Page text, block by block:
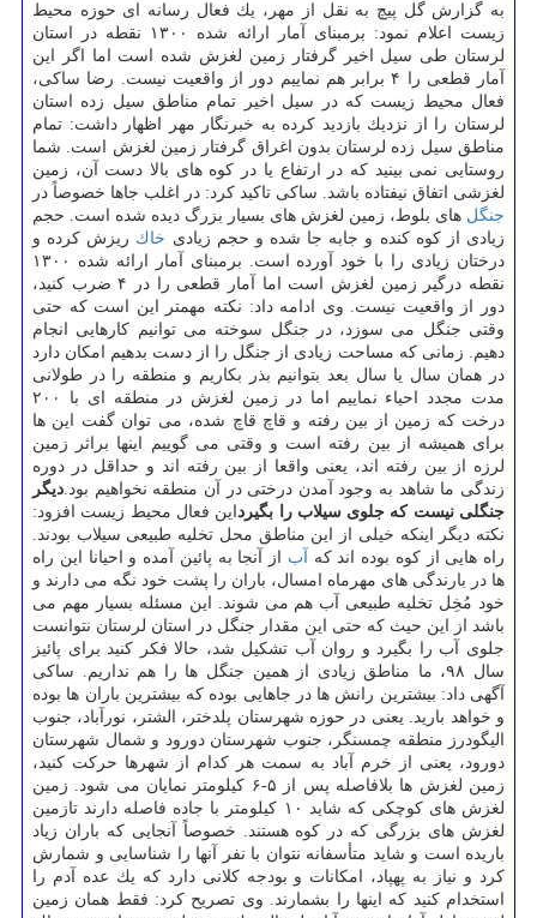
به گزارش گل پیچ به نقل از مهر، یك فعال رسانه ای حوزه محیط
زیست اعلام نمود: برمبنای آمار ارائه شده ۱۳۰۰ نقطه در استان
لرستان طی سیل اخیر گرفتار زمین لغزش شده است اما اگر این
آمار قطعی را ۴ برابر هم نماییم دور از واقعیت نیست. رضا ساكی،
فعال محیط زیست كه در سیل اخیر تمام مناطق سیل زده استان
لرستان را از نزدیك بازدید كرده به خبرنگار مهر اظهار داشت: تمام
مناطق سیل زده لرستان بدون اغراق گرفتار زمین لغزش است. شما
روستایی نمی بینید كه در ارتفاع یا در كوه های بالا دست آن، زمین
لغزشی اتفاق نیفتاده باشد. ساكی تاكید كرد: در اغلب جاها خصوصاً در
جنگل های بلوط، زمین لغزش های بسیار بزرگ دیده شده است. حجم
زیادی از كوه كنده و جابه جا شده و حجم زیادی خاك ریزش كرده و
درختان زیادی را با خود آورده است. برمبنای آمار ارائه شده ۱۳۰۰
نقطه درگیر زمین لغزش است اما آمار قطعی را در ۴ ضرب كنید،
دور از واقعیت نیست. وی ادامه داد: نكته مهمتر این است كه حتی
وقتی جنگل می سوزد، در جنگل سوخته می توانیم كارهایی انجام
دهیم. زمانی كه مساحت زیادی از جنگل را از دست بدهیم امكان دارد
در همان سال یا سال بعد بتوانیم بذر بكاریم و منطقه را در طولانی
مدت مجدد احیاء نماییم اما در زمین لغزش در منطقه ای با ۲۰۰
درخت كه زمین از بین رفته و قاچ قاچ شده، می توان گفت این ها
برای همیشه از بین رفته است و وقتی می گوییم اینها براثر زمین
لرزه از بین رفته اند، یعنی واقعا از بین رفته اند و حداقل در دوره
زندگی ما شاهد به وجود آمدن درختی در آن منطقه نخواهیم بود.دیگر
جنگلی نیست كه جلوی سیلاب را بگیرداین فعال محیط زیست افزود:
نكته دیگر اینكه خیلی از این مناطق محل تخلیه طبیعی سیلاب بودند.
راه هایی از كوه بوده اند كه
آب از آنجا به پائین آمده و احیانا این راه
ها در بارندگی های مهرماه امسال، باران را پشت خود نگه می دارند و
خود مُخِل تخلیه طبیعی آب هم می شوند. این مسئله بسیار مهم می
باشد از این حیث كه حتی این مقدار جنگل در استان لرستان نتوانست
جلوی آب را بگیرد و روان آب تشكیل شد، حالا فكر كنید برای پائیز
سال ۹۸، ما مناطق زیادی از همین جنگل ها را هم نداریم. ساكی
آگهی داد: بیشترین رانش ها در جاهایی بوده كه بیشترین باران ها بوده
و خواهد بارید. یعنی در حوزه شهرستان پلدختر، الشتر، نورآباد، جنوب
الیگودرز منطقه چمسنگر، جنوب شهرستان دورود و شمال شهرستان
دورود، یعنی از خرم آباد به سمت هر كدام از شهرها حركت كنید،
زمین لغزش ها بلافاصله پس از ۵-۶ كیلومتر نمایان می شود. زمین
لغزش های كوچكی كه شاید ۱۰ كیلومتر با جاده فاصله دارند تازمین
لغزش های بزرگی كه در كوه هستند. خصوصاً آنجایی كه باران زیاد
باریده است و شاید متأسفانه نتوان با نفر آنها را شناسایی و شمارش
كرد و نیاز به پهپاد، امكانات و بودجه كلانی دارد كه یك عده آدم را
استخدام كنید كه اینها را بشمارند. وی تصریح كرد: فقط همان زمین